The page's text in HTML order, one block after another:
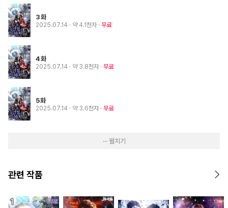
3화
2025.07.14 · 약 4.1천자 무료
4화
2025.07.14 · 약 3.8천자 무료
5화
2025.07.14 · 약 3.6천자 무료
··· 펼치기
관련 작품